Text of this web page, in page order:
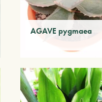
AGAVE pygmaea